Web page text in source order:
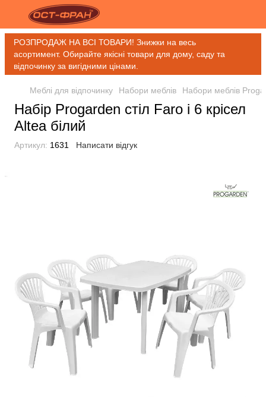
РОЗПРОДАЖ НА ВСІ ТОВАРИ! Знижки на весь
асортимент. Обирайте якісні товари для дому, саду та
відпочинку за вигідними цінами.
Меблі для відпочинку Набори меблів Набори меблів
Набір Progarden стіл Faro і 6 крісел
Altea білий
Артикул: 1631 Написати відгук